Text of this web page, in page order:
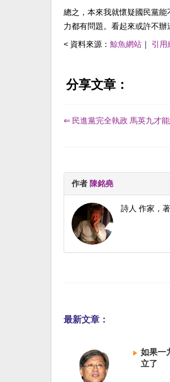
總之，本來我就懷疑國民黨
力都有問題。看起來或許不辦
< 資料來源： 鯨魚網站 引用
分享文章：
⇐ 民進黨完全執政 馬英九才
作者 陳銘堯
詩人 作家，
最新文章：
如果一
立了